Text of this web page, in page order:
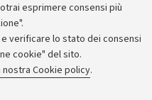
esprimere consensi più
verificare lo stato dei consensi
cookie" del sito.
nostra Cookie policy.
stampa